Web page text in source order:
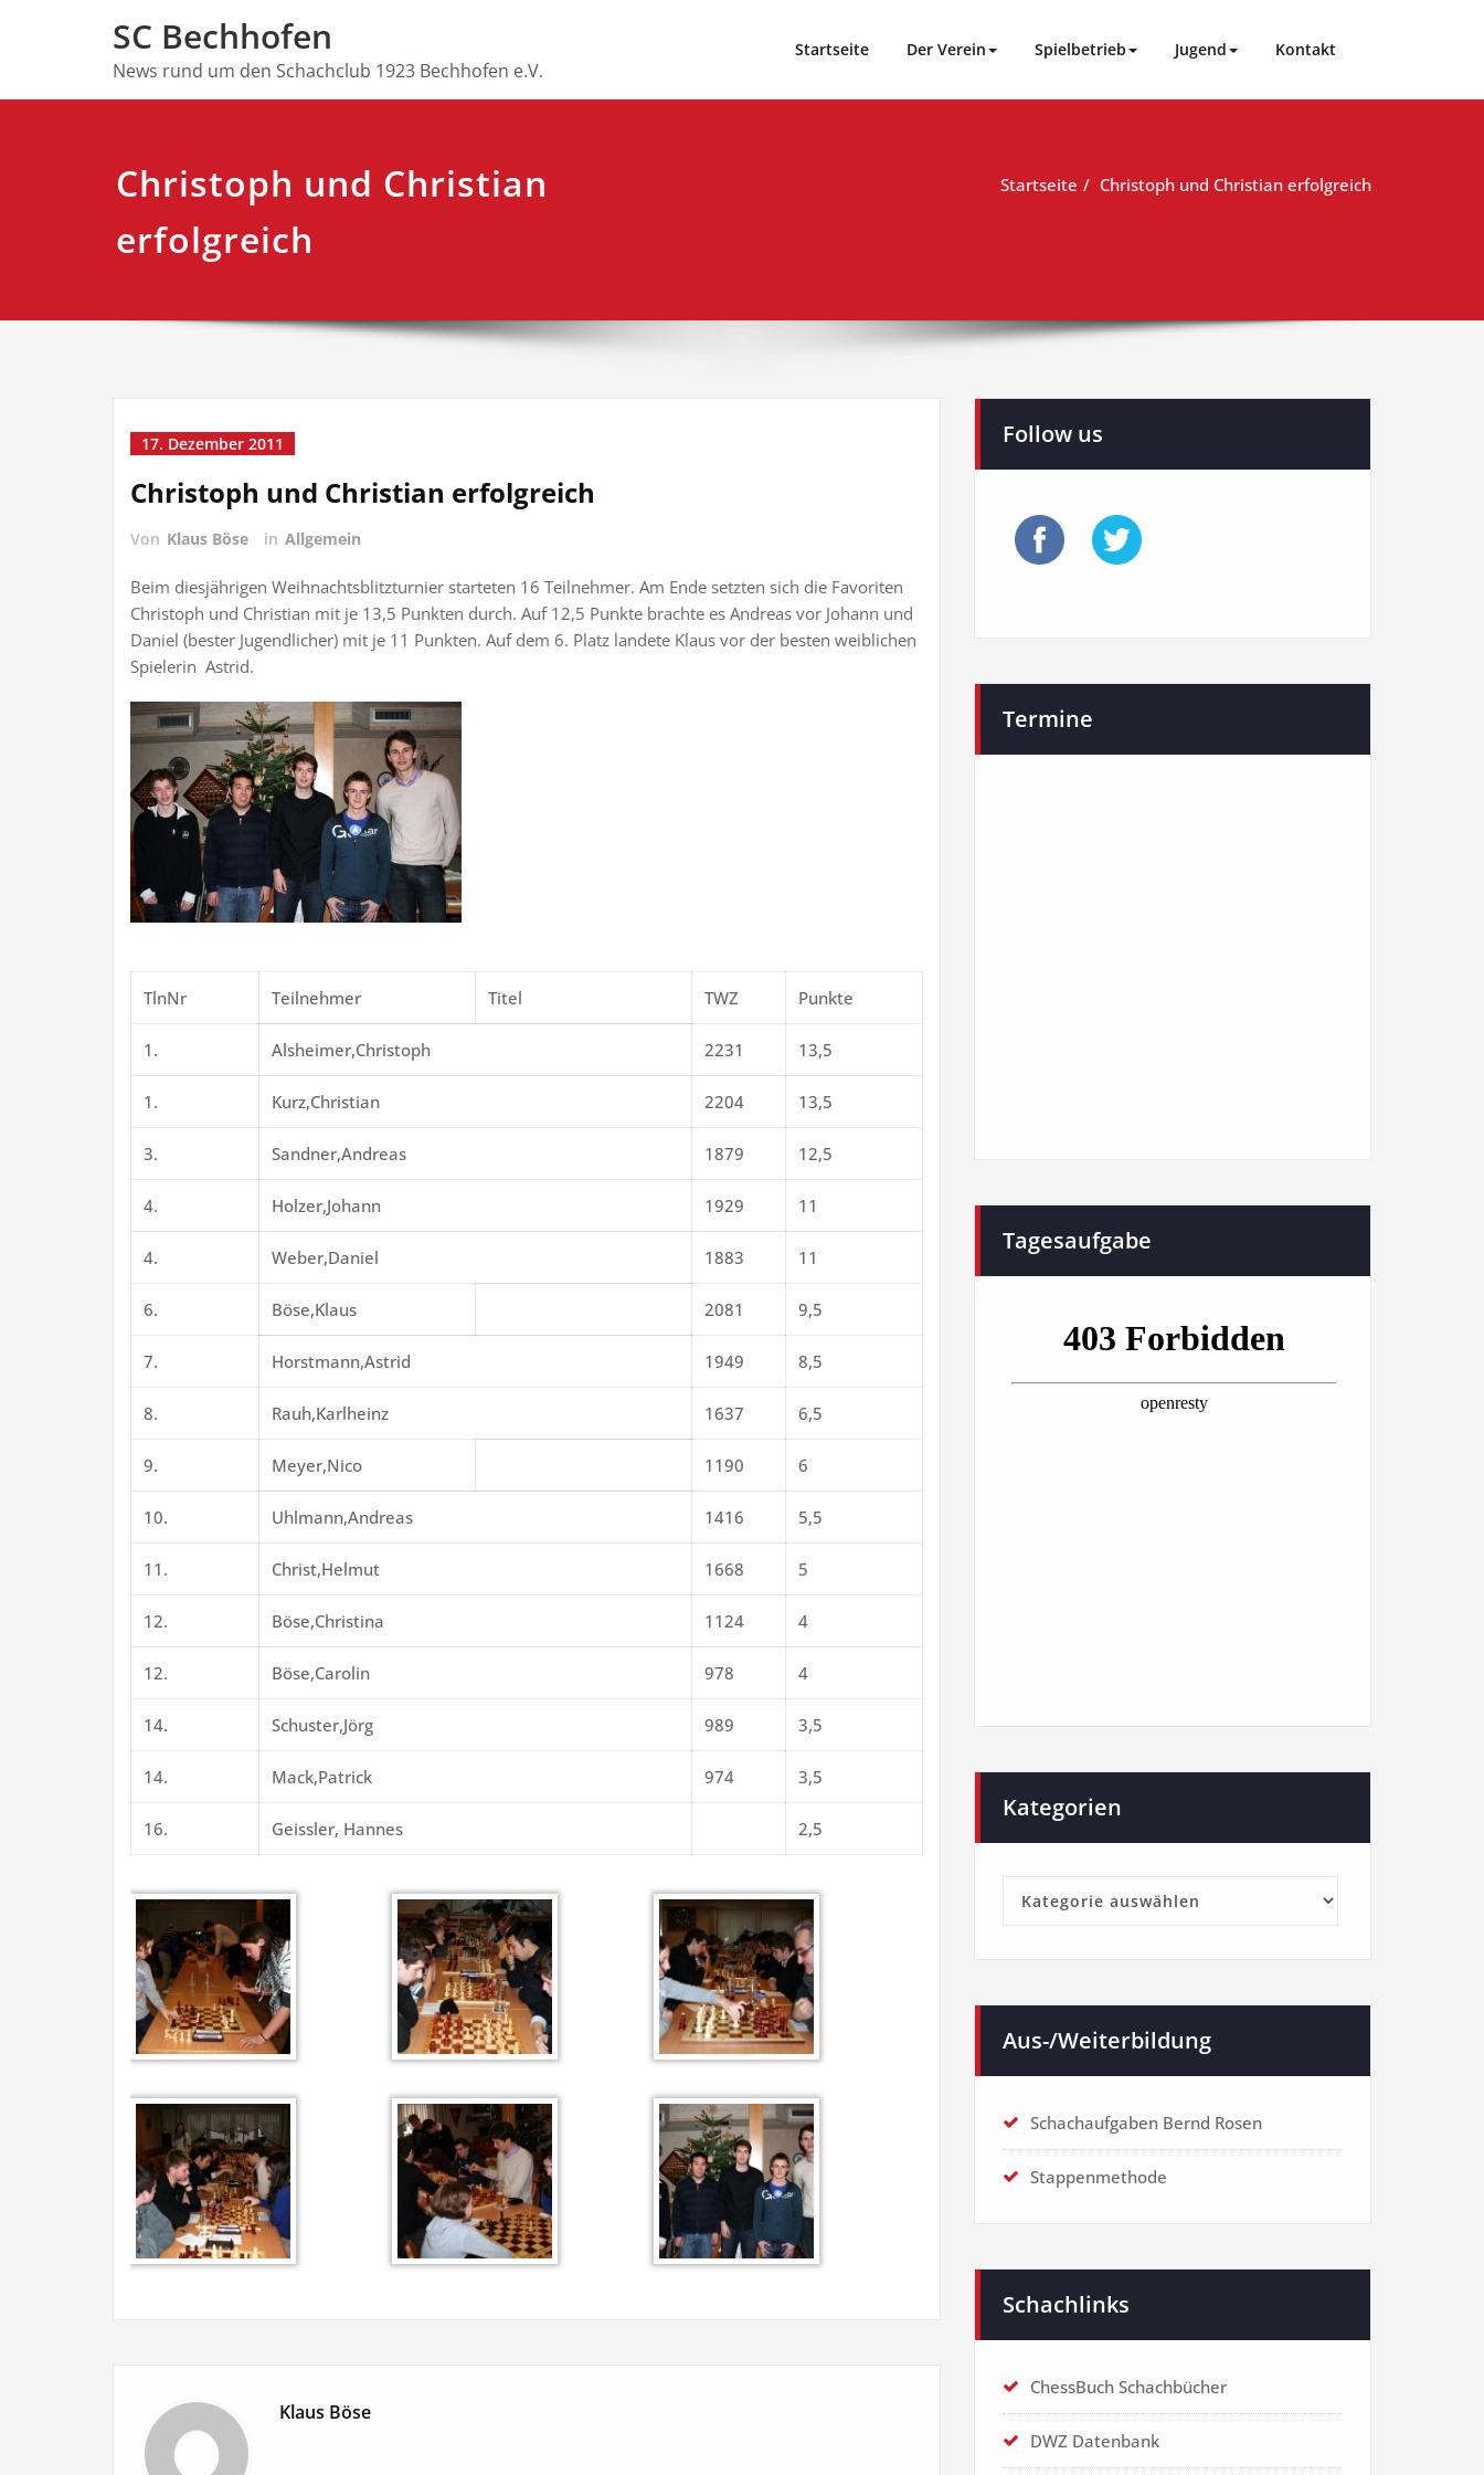
SC Bechhofen
News rund um den Schachclub 1923 Bechhofen e.V.
Startseite Der Verein Spielbetrieb Jugend Kontakt
Christoph und Christian
erfolgreich
Startseite Christoph und Christian erfolgreich
17. Dezember 2011
Christoph und Christian erfolgreich
Von Klaus Böse in Allgemein
Beim diesjährigen Weihnachtsblitzturnier starteten 16 Teilnehmer. Am Ende setzten sich die Favoriten
Christoph und Christian mit je 13,5 Punkten durch. Auf 12,5 Punkte brachte es Andreas vor Johann und
Daniel (bester Jugendlicher) mit je 11 Punkten. Auf dem 6. Platz landete Klaus vor der besten weiblichen
Spielerin Astrid.
TlnNr Teilnehmer Titel TWZ Punkte
1. Alsheimer,Christoph 2231 13,5
1. Kurz,Christian 2204 13,5
3. Sandner,Andreas 1879 12,5
4. Holzer,Johann 1929 11
4. Weber,Daniel 1883 11
6. Böse,Klaus 2081 9,5
7. Horstmann,Astrid 1949 8,5
8. Rauh,Karlheinz 1637 6,5
9. Meyer,Nico 1190 6
10. Uhlmann,Andreas 1416 5,5
11. Christ,Helmut 1668 5
12. Böse,Christina 1124 4
12. Böse,Carolin 978 4
14. Schuster,Jörg 989 3,5
14. Mack,Patrick 974 3,5
16. Geissler, Hannes 2,5
Klaus Böse
Follow us
Termine
Tagesaufgabe
Kategorien
Kategorien
Aus-/Weiterbildung
Schachaufgaben Bernd Rosen
Stappenmethode
Schachlinks
ChessBuch Schachbücher
DWZ Datenbank